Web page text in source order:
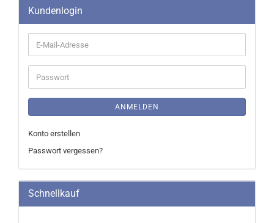
Kundenlogin
E-
Mail-
Adresse
Passwort
ANMELDEN
Konto erstellen
Passwort vergessen?
Schnellkauf